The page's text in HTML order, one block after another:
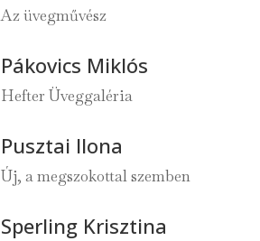
Az üvegművész
Pákovics Miklós
Hefter Üveggaléria
Pusztai Ilona
Új, a megszokottal szemben
Sperling Krisztina